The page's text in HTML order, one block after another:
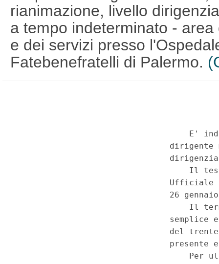
rianimazione, livello
a tempo indeterminato -
e dei servizi presso
Fatebenefratelli di Palermo.